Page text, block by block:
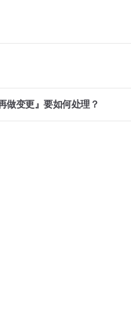
做变更』要如何处理？